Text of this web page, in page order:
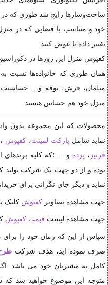
ساخت‌وسازها رایج شد طوری که در
خود و متناسب با فضایی که در
تغییر داده یا عوض کنند
کفپوش منزل این روزها در
همان طوری که خانواده‌ها نسبت
مبلمان، فرش، بوفه و…
منزل خود هم حساس هستند
محصولات که این مجموعه بدون
نماید شامل پارکت لمینت، کفپوش ،
قرنیز ، پرده و ... ؛که کلیه برندهای
بوده و از دو جهت یک شرکت تولید
نماید و دیگر جای نگرانی برای
جهت مشاهده تصاویر کفپوش کلیک
جهت مشاهده لیست قیمت کفپوش
سپاس از این که زمان خود را
صرف نموده اید، هدف شرکت
کامل به مشتریان خود می باشد
متوجه این موضوع خواهید شد که